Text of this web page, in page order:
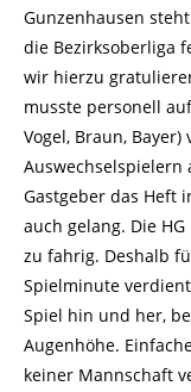
Gunzenhausen
die Bezirksoberliga
wir hierzu
musste personell
Vogel, Braun,
Auswechselspielern
Gastgeber das Heft
auch gelang. Die
zu fahrig. Deshalb
Spielminute
Spiel hin und her,
Augenhöhe.
keiner Mannschaft